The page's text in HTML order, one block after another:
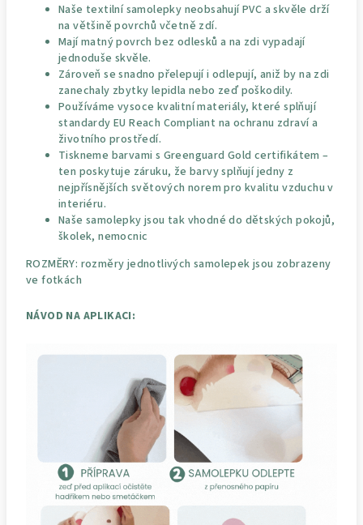
Naše textilní samolepky neobsahují PVC a skvěle drží
na většině povrchů včetně zdí.
Mají matný povrch bez odlesků a na zdi vypadají
jednoduše skvěle.
Zároveň se snadno přelepují i odlepují, aniž by na zdi
zanechaly zbytky lepidla nebo zeď poškodily.
Používáme vysoce kvalitní materiály, které splňují
standardy EU Reach Compliant na ochranu zdraví a
životního prostředí.
Tiskneme barvami s Greenguard Gold certifikátem –
ten poskytuje záruku, že barvy splňují jedny z
nejpřísnějších světových norem pro kvalitu vzduchu v
interiéru.
Naše samolepky jsou tak vhodné do dětských pokojů,
školek, nemocnic
ROZMĚRY: rozměry jednotlivých samolepek jsou zobrazeny
ve fotkách
NÁVOD NA APLIKACI: